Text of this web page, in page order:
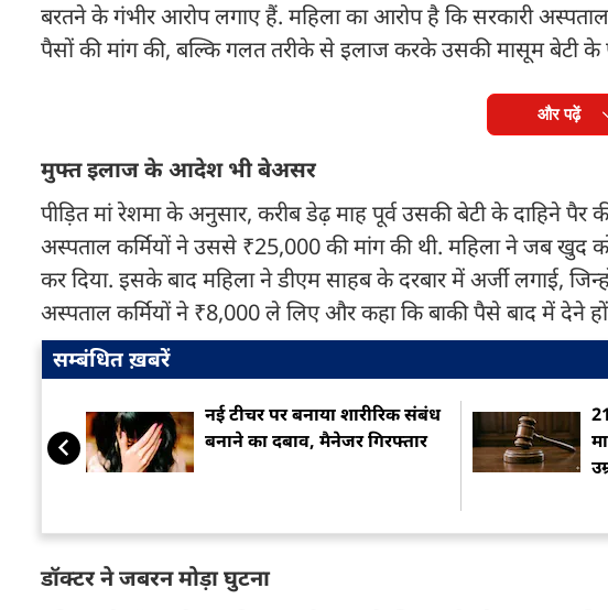
बरतने के गंभीर आरोप लगाए हैं. महिला का आरोप है कि सरकारी
पैसों की मांग की, बल्कि गलत तरीके से इलाज करके उसकी मासूम बेटी के
और पढ़ें
मुफ्त इलाज के आदेश भी बेअसर
पीड़ित मां रेशमा के अनुसार, करीब डेढ़ माह पूर्व उसकी बेटी के दाहिने
अस्पताल कर्मियों ने उससे ₹25,000 की मांग की थी. महिला ने जब खुद
कर दिया. इसके बाद महिला ने डीएम साहब के दरबार में अर्जी
अस्पताल कर्मियों ने ₹8,000 ले लिए और कहा कि बाकी पैसे बाद में देने
सम्बंधित ख़बरें
नई टीचर पर बनाया शारीरिक संबंध
बनाने का दबाव, मैनेजर गिरफ्तार
डॉक्टर ने जबरन मोड़ा घुटना